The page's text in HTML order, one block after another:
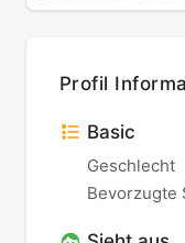
Profil
Basic
Geschlecht
Bevorzugte